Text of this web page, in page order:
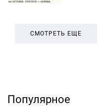
СМОТРЕТЬ ЕЩЕ
Популярное